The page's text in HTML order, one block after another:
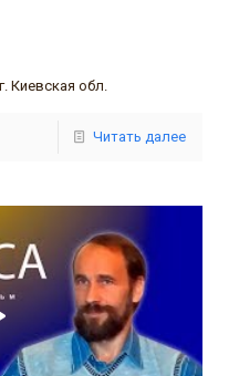
Киевская обл.
Читать далее